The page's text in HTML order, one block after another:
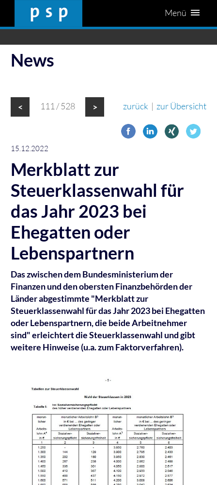
Menü
News
< 111 / 528 > zurück | zur Übersicht
15.12.2022
Merkblatt zur
Steuerklassenwahl für
das Jahr 2023 bei
Ehegatten oder
Lebenspartnern
Das zwischen dem Bundesministerium der
Finanzen und den obersten Finanzbehörden der
Länder abgestimmte "Merkblatt zur
Steuerklassenwahl für das Jahr 2023 bei Ehegatten
oder Lebenspartnern, die beide Arbeitnehmer
sind" erleichtert die Steuerklassenwahl und gibt
weitere Hinweise (u.a. zum Faktorverfahren).